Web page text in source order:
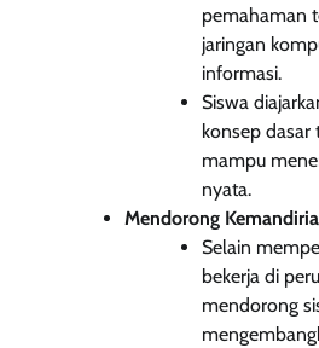
pemahaman
jaringan
informasi.
Siswa
konsep
mampu
nyata.
Mendorong
Selain
bekerja di
mendorong